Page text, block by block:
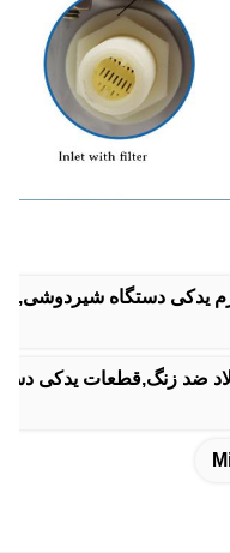
یدکی دستگاه
ضد زنگ,قطعات یدکی